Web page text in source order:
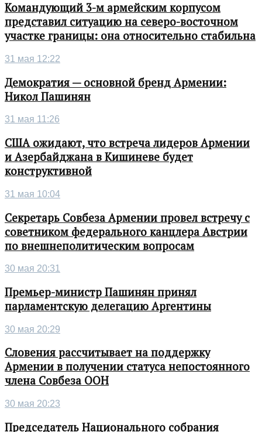
Командующий 3-м армейским корпусом
представил ситуацию на северо-восточном
участке границы: она относительно стабильна
31 мая 12:22
Демократия — основной бренд Армении:
Никол Пашинян
31 мая 11:26
США ожидают, что встреча лидеров Армении
и Азербайджана в Кишиневе будет
конструктивной
31 мая 10:04
Секретарь Совбеза Армении провел встречу с
советником федерального канцлера Австрии
по внешнеполитическим вопросам
30 мая 20:31
Премьер-министр Пашинян принял
парламентскую делегацию Аргентины
30 мая 20:29
Словения рассчитывает на поддержку
Армении в получении статуса непостоянного
члена Совбеза ООН
30 мая 20:23
Председатель Национального собрания